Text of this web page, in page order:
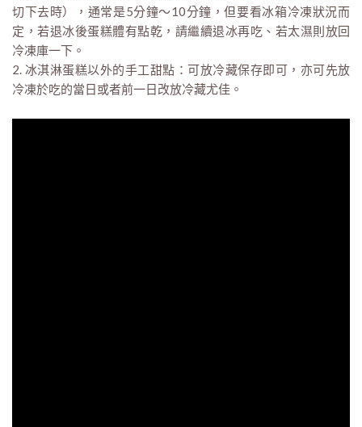
切下去時），通常是5分鐘～10分鐘，但要看冰箱冷凍狀況而
定，若退冰後蛋糕體有點乾，請繼續退冰再吃、若太濕則放回
冷凍庫一下。
2. 冰淇淋蛋糕以外的手工甜點：可放冷藏保存即可，亦可先放
冷凍於吃的當日或者前一日改放冷藏尤佳。